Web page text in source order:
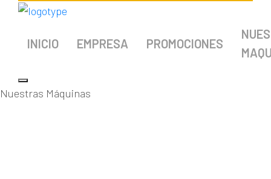
INICIO EMPRESA PROMOCIONES
Nuestras Máquinas